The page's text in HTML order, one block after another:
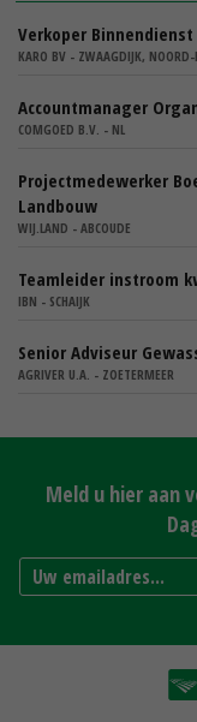
Verkoper
KARO BV - ZWAAGDIJK, NOORD-
Accountmanager
COMGOED B.V. - NL
Projectmedewerker
Landbouw
WIJ.LAND - ABCOUDE
Teamleider instroom
IBN - SCHAIJK
Senior Adviseur
AGRIVER U.A. - ZOETERMEER
Meld u hier aan